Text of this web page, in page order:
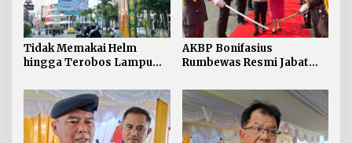
Tidak Memakai Helm
hingga Terobos Lampu
Pelanggaran ETLE di
Tarakan
AKBP Bonifasius
Rumbewas Resmi Jabat
Tegaskan Pelanggaran
Personel Diproses Tanpa
Toleransi